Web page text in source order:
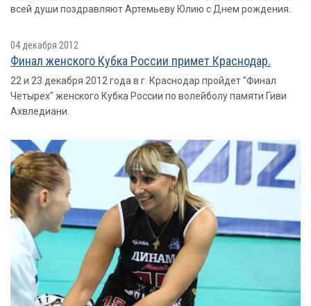
всей души поздравляют Артемьеву Юлию с Днем рождения.
04 декабря 2012
Финал женского Кубка России примет Краснодар.
22 и 23 декабря 2012 года в г. Краснодар пройдет "Финал
Четырех" женского Кубка России по волейболу памяти Гиви
Ахвледиани.